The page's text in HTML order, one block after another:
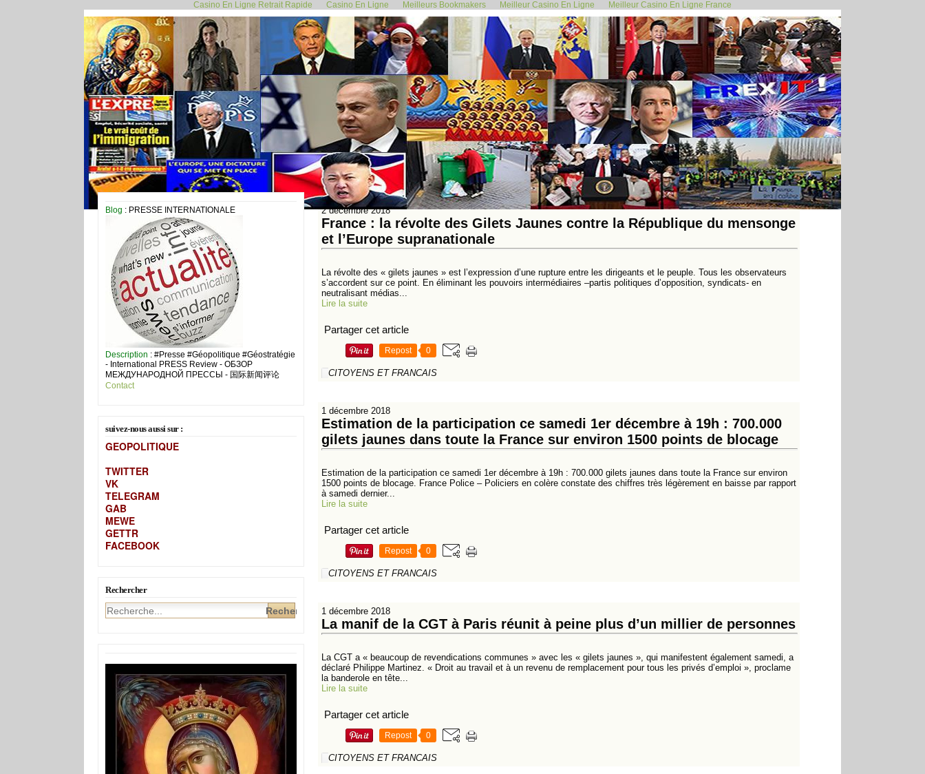
Casino En Ligne Retrait Rapide Casino En Ligne Meilleurs Bookmakers Meilleur Casino En Ligne Meilleur Casino En Ligne France
Blog : PRESSE INTERNATIONALE
Description : #Presse #Géopolitique #Géostratégie
- International PRESS Review - ОБЗОР
МЕЖДУНАРОДНОЙ ПРЕССЫ - 国际新闻评论
Contact
suivez-nous aussi sur :
GEOPOLITIQUE
TWITTER
VK
TELEGRAM
GAB
MEWE
GETTR
FACEBOOK
Rechercher
<< < 100 101 102 103 104 105 106 107 108 109 110120
130
140
150
160
170
180
190
200
300
400
500
600
> >>
2 décembre 2018
France : la révolte des Gilets Jaunes contre la République du mensonge
et l’Europe supranationale
La révolte des « gilets jaunes » est l’expression d’une rupture entre les dirigeants et le peuple. Tous les observateurs
s’accordent sur ce point. En éliminant les pouvoirs intermédiaires –partis politiques d’opposition, syndicats- en
neutralisant médias...
Lire la suite
Partager cet article
Repost 0
CITOYENS ET FRANCAIS
1 décembre 2018
Estimation de la participation ce samedi 1er décembre à 19h : 700.000
gilets jaunes dans toute la France sur environ 1500 points de blocage
Estimation de la participation ce samedi 1er décembre à 19h : 700.000 gilets jaunes dans toute la France sur environ
1500 points de blocage. France Police – Policiers en colère constate des chiffres très légèrement en baisse par rapport
à samedi dernier...
Lire la suite
Partager cet article
Repost 0
CITOYENS ET FRANCAIS
1 décembre 2018
La manif de la CGT à Paris réunit à peine plus d’un millier de personnes
La CGT a « beaucoup de revendications communes » avec les « gilets jaunes », qui manifestent également samedi, a
déclaré Philippe Martinez. « Droit au travail et à un revenu de remplacement pour tous les privés d’emploi », proclame
la banderole en tête...
Lire la suite
Partager cet article
Repost 0
CITOYENS ET FRANCAIS